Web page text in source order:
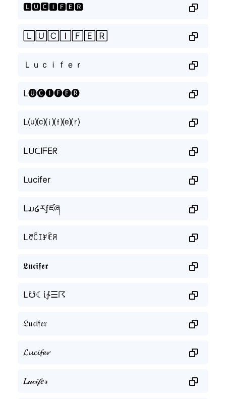
🅻🆄🅲🅸🅵🅴🆁
🄻🅄🄲🄸🄵🄴🅁
Ｌｕｃｉｆｅｒ
L🅤🅒🅘🅕🅔🅡
L⒰⒞⒤⒡⒠⒭
LᑌᑕIᖴEᖇ
ᒪucifer
Lມ໒རƒཛཞ
Lꀎꉓꀤꎇꍟꋪ
𝕷𝖚𝖈𝖎𝖋𝖊𝖗
L☋☾ί∱☰☈
𝔏𝔲𝔠𝔦𝔣𝔢𝔯
𝓛𝓾𝓬𝓲𝓯𝓮𝓻
𝐿𝓊𝒸𝒾𝒻𝑒𝓇